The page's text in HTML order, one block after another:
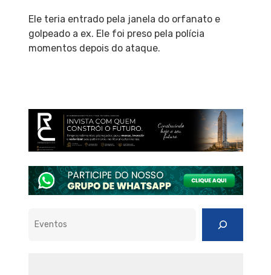
Ele teria entrado pela janela do orfanato e
golpeado a ex. Ele foi preso pela polícia
momentos depois do ataque.